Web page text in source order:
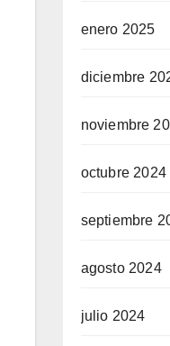
enero 2025
diciembre
noviembre
octubre 2024
septiembre
agosto 2024
julio 2024